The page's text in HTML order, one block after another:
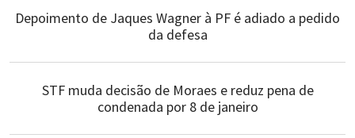
Depoimento de Jaques Wagner à PF é adiado a pedido
da defesa
STF muda decisão de Moraes e reduz pena de
condenada por 8 de janeiro